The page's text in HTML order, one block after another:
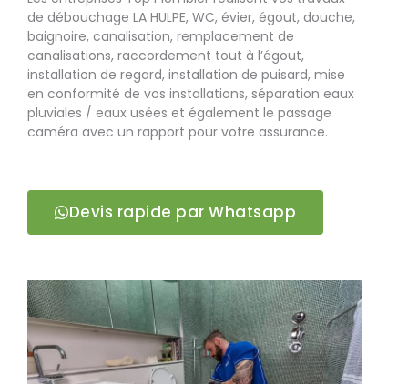
de débouchage LA HULPE, WC, évier, égout, douche,
baignoire, canalisation, remplacement de
canalisations, raccordement tout à l’égout,
installation de regard, installation de puisard, mise
en conformité de vos installations, séparation eaux
pluviales / eaux usées et également le passage
caméra avec un rapport pour votre assurance.
Devis rapide par Whatsapp